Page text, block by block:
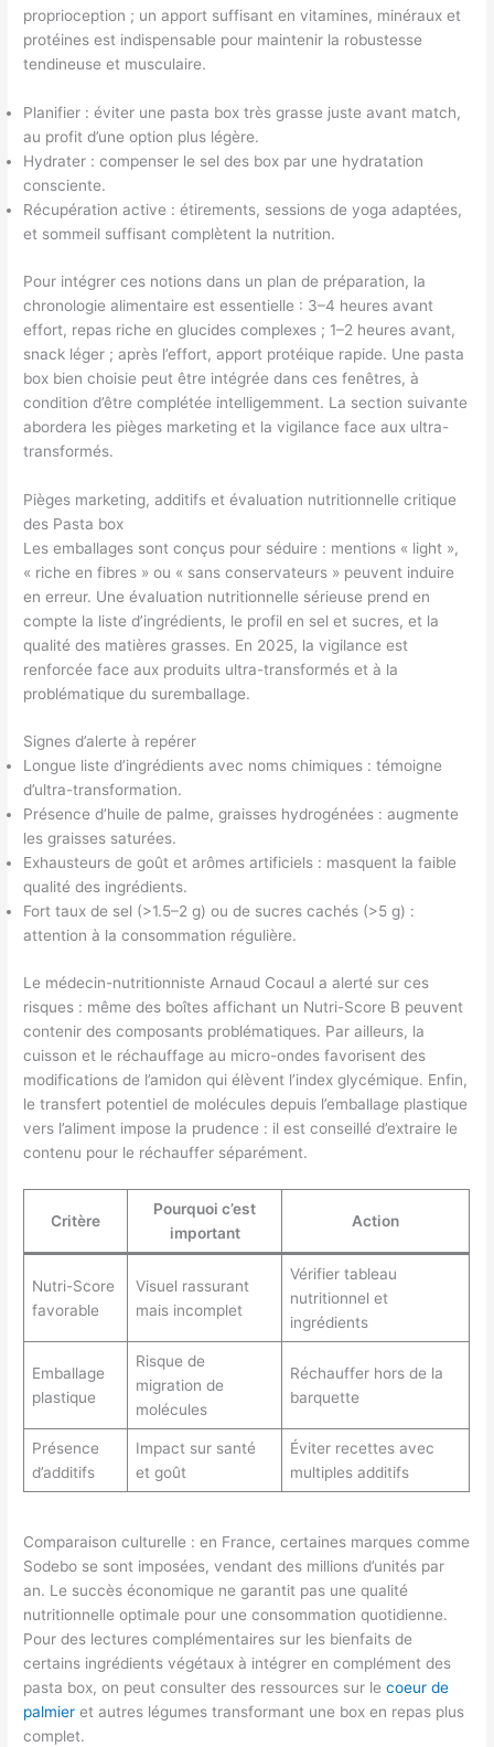
proprioception ; un apport suffisant en vitamines, minéraux et
protéines est indispensable pour maintenir la robustesse
tendineuse et musculaire.
Planifier : éviter une pasta box très grasse juste avant match,
au profit d’une option plus légère.
Hydrater : compenser le sel des box par une hydratation
consciente.
Récupération active : étirements, sessions de yoga adaptées,
et sommeil suffisant complètent la nutrition.
Pour intégrer ces notions dans un plan de préparation, la
chronologie alimentaire est essentielle : 3–4 heures avant
effort, repas riche en glucides complexes ; 1–2 heures avant,
snack léger ; après l’effort, apport protéique rapide. Une pasta
box bien choisie peut être intégrée dans ces fenêtres, à
condition d’être complétée intelligemment. La section suivante
abordera les pièges marketing et la vigilance face aux ultra-
transformés.
Pièges marketing, additifs et évaluation nutritionnelle critique
des Pasta box
Les emballages sont conçus pour séduire : mentions « light »,
« riche en fibres » ou « sans conservateurs » peuvent induire
en erreur. Une évaluation nutritionnelle sérieuse prend en
compte la liste d’ingrédients, le profil en sel et sucres, et la
qualité des matières grasses. En 2025, la vigilance est
renforcée face aux produits ultra-transformés et à la
problématique du suremballage.
Signes d’alerte à repérer
Longue liste d’ingrédients avec noms chimiques : témoigne
d’ultra-transformation.
Présence d’huile de palme, graisses hydrogénées : augmente
les graisses saturées.
Exhausteurs de goût et arômes artificiels : masquent la faible
qualité des ingrédients.
Fort taux de sel (>1.5–2 g) ou de sucres cachés (>5 g) :
attention à la consommation régulière.
Le médecin-nutritionniste Arnaud Cocaul a alerté sur ces
risques : même des boîtes affichant un Nutri-Score B peuvent
contenir des composants problématiques. Par ailleurs, la
cuisson et le réchauffage au micro-ondes favorisent des
modifications de l’amidon qui élèvent l’index glycémique. Enfin,
le transfert potentiel de molécules depuis l’emballage plastique
vers l’aliment impose la prudence : il est conseillé d’extraire le
contenu pour le réchauffer séparément.
Critère
Pourquoi c’est
important
Action
Nutri-Score
favorable
Visuel rassurant
mais incomplet
Vérifier tableau
nutritionnel et
ingrédients
Emballage
plastique
Risque de
migration de
molécules
Réchauffer hors de la
barquette
Présence
d’additifs
Impact sur santé
et goût
Éviter recettes avec
multiples additifs
Comparaison culturelle : en France, certaines marques comme
Sodebo se sont imposées, vendant des millions d’unités par
an. Le succès économique ne garantit pas une qualité
nutritionnelle optimale pour une consommation quotidienne.
Pour des lectures complémentaires sur les bienfaits de
certains ingrédients végétaux à intégrer en complément des
pasta box, on peut consulter des ressources sur lecoeur de
palmier et autres légumes transformant une box en repas plus
complet.